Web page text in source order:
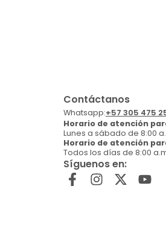
Contáctanos
Whatsapp:+57 305 475
Horario de atención
Lunes a sábado de 8:00
Horario de atención
Todos los días de 8:00
Síguenos en: